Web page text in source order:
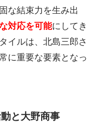
な結束力を生み出
対応を可能にしてき
イルは、北島三郎さ
に重要な要素となっ
と大野商事